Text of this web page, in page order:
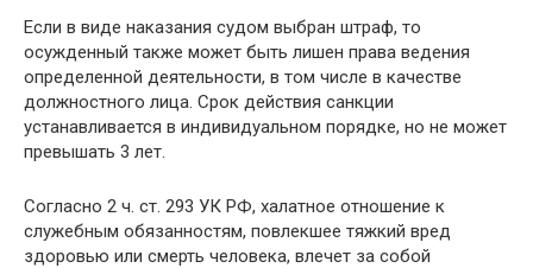
Если в виде наказания судом выбран штраф, то
осужденный также может быть лишен права ведения
определенной деятельности, в том числе в качестве
должностного лица. Срок действия санкции
устанавливается в индивидуальном порядке, но не может
превышать 3 лет.
Согласно 2 ч. ст. 293 УК РФ, халатное отношение к
служебным обязанностям, повлекшее тяжкий вред
здоровью или смерть человека, влечет за собой